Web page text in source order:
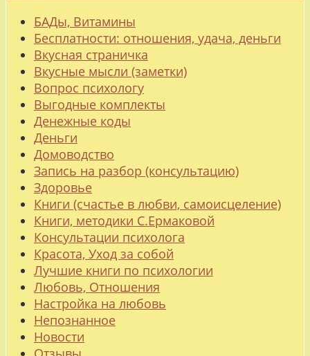
БАДы, Витамины
Бесплатности: отношения, удача, деньги
Вкусная страничка
Вкусные мысли (заметки)
Вопрос психологу
Выгодные комплекты
Денежные коды
Деньги
Домоводство
Запись на разбор (консультацию)
Здоровье
Книги (счастье в любви, самоисцеление)
Книги, методики С.Ермаковой
Консультации психолога
Красота, Уход за собой
Лучшие книги по психологии
Любовь, Отношения
Настройка на любовь
Непознанное
Новости